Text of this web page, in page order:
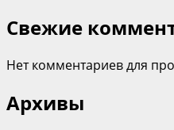
Свежие
Нет комментариев для
Архивы